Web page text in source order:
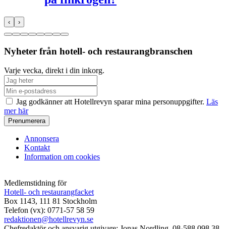
‹ ›
Nyheter från hotell- och restaurangbranschen
Varje vecka, direkt i din inkorg.
Jag godkänner att Hotellrevyn sparar mina personuppgifter. Läs
mer här
Annonsera
Kontakt
Information om cookies
Medlemstidning för
Hotell- och restaurangfacket
Box 1143, 111 81 Stockholm
Telefon (vx): 0771-57 58 59
redaktionen@hotellrevyn.se